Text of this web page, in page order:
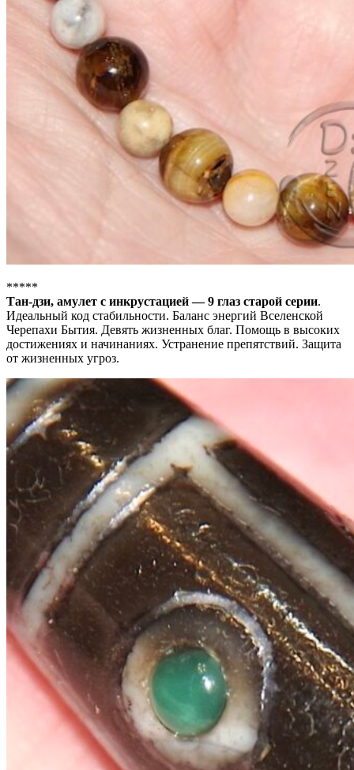
*****
Тан-дзи, амулет с инкрустацией — 9 глаз старой серии.
Идеальный код стабильности. Баланс энергий Вселенской
Черепахи Бытия. Девять жизненных благ. Помощь в высоких
достижениях и начинаниях. Устранение препятствий. Защита
от жизненных угроз.